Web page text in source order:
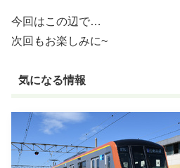
今回はこの辺で…
次回もお楽しみに~
気になる情報